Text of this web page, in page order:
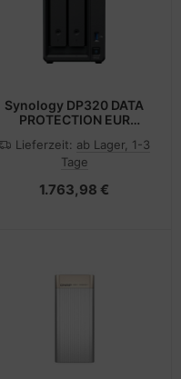
Synology DP320 DATA
PROTECTION EUR
Lieferzeit: ab Lager, 1-3
Tage
1.763,98 €